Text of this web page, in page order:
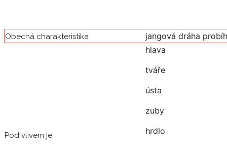
Obecná charakteristika jangová dráha
Pod vlivem je
hlava
tváře
ústa
zuby
hrdlo